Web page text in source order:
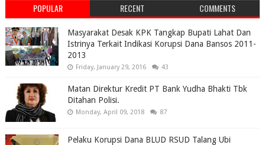
POPULAR RECENT COMMENTS
Masyarakat Desak KPK Tangkap Bupati Lahat Dan
Istrinya Terkait Indikasi Korupsi Dana Bansos 2011-
2013
Friday, January 29, 2016 43
Matan Direktur Kredit PT Bank Yudha Bhakti Tbk
Ditahan Polisi.
Monday, April 09, 2018 87
Pelaku Korupsi Dana BLUD RSUD Talang Ubi